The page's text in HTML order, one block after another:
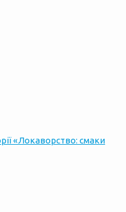
«Локаворство: смаки